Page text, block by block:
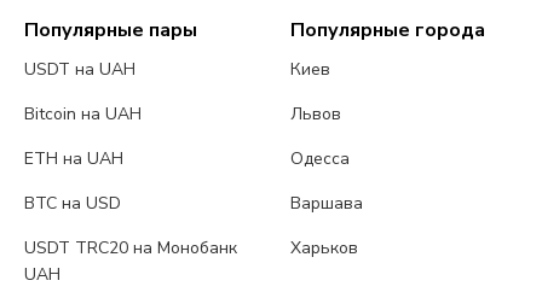
Популярные пары
USDT на UAH
Bitcoin на UAH
ETH на UAH
BTC на USD
USDT TRC20 на Монобанк
UAH
Популярные города
Киев
Львов
Одесса
Варшава
Харьков